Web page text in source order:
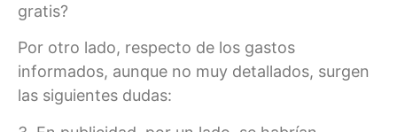
gratis?
Por otro lado, respecto de los gastos
informados, aunque no muy detallados, surgen
las siguientes dudas: